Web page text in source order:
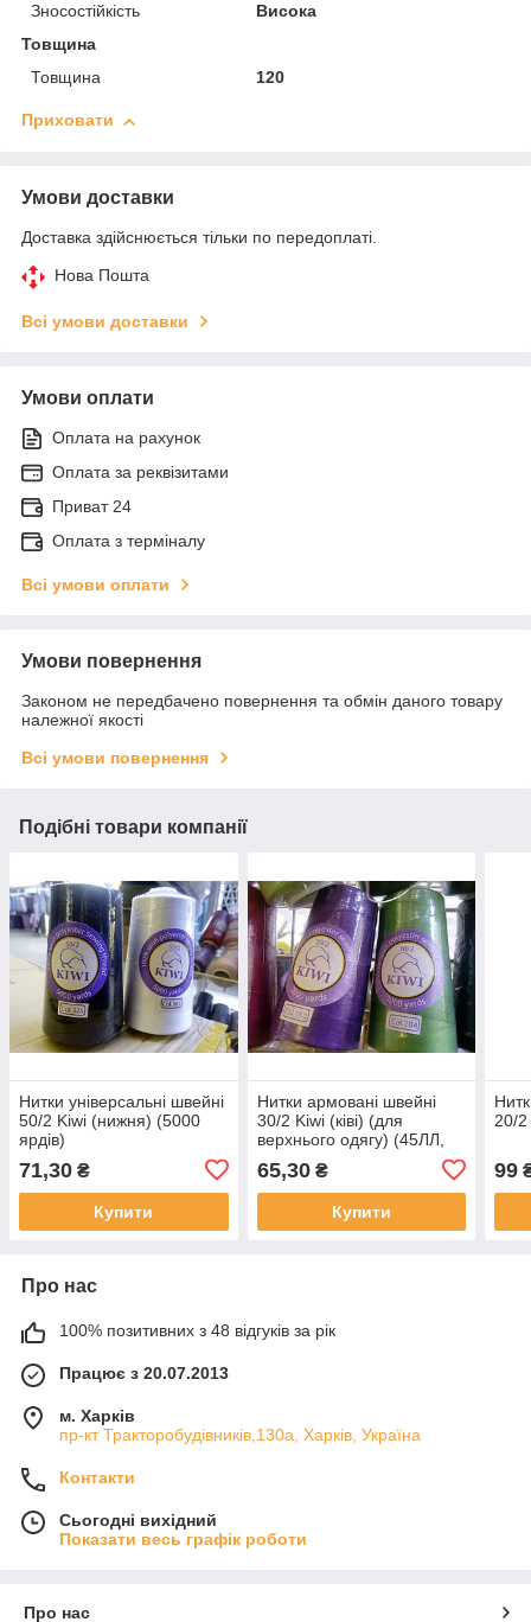
Зносостійкість
Висока
Товщина
Товщина
120
Приховати
Умови доставки
Доставка здійснюється тільки по передоплаті.
Нова Пошта
Всі умови доставки
Умови оплати
Оплата на рахунок
Оплата за реквізитами
Приват 24
Оплата з терміналу
Всі умови оплати
Умови повернення
Законом не передбачено повернення та обмін даного товару
належної якості
Всі умови повернення
Подібні товари компанії
Нитки універсальні швейні
50/2 Kiwi (нижня) (5000
ярдів)
71,30 ₴
Купити
Нитки армовані швейні
30/2 Kiwi (ківі) (для
верхнього одягу) (45ЛЛ,
65,30₴
Купити
20/2
99
Про нас
100% позитивних з 48 відгуків за рік
Працює з 20.07.2013
м. Харків
пр-кт Тракторобудівників,130а, Харків, Україна
Контакти
Сьогодні вихідний
Показати весь графік роботи
Про нас